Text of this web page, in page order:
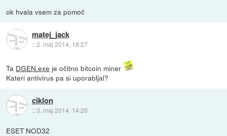
ok hvala vsem za pomoč
matej_jack
::2. maj 2014, 18:27
Ta DGEN.exe je očitno bitcoin miner
Kateri antivirus pa si uporabljal?
ciklon
::3. maj 2014, 14:20
ESET NOD32